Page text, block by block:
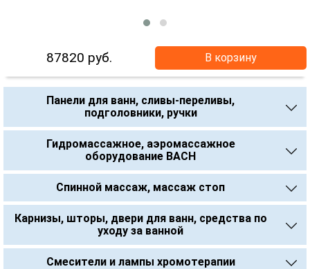
87820 руб. В корзину
Панели для ванн, сливы-переливы,
подголовники, ручки
Гидромассажное, аэромассажное
оборудование BACH
Спинной массаж, массаж стоп
Карнизы, шторы, двери для ванн, средства по
уходу за ванной
Смесители и лампы хромотерапии